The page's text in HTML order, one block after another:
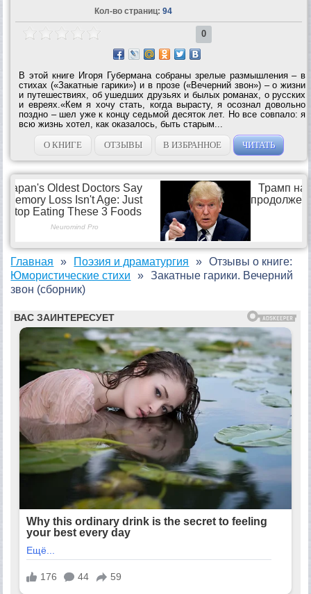
Кол-во страниц: 94
0
В этой книге Игоря Губермана собраны зрелые размышления – в
стихах («Закатные гарики») и в прозе («Вечерний звон») – о жизни
и путешествиях, об ушедших друзьях и былых романах, о русских
и евреях.«Кем я хочу стать, когда вырасту, я осознал довольно
поздно – шел уже к концу седьмой десяток лет. Но все совпало: я
всю жизнь хотел, как оказалось, быть старым...
О КНИГЕ
ОТЗЫВЫ В ИЗБРАННОЕ ЧИТАТЬ
Главная
Поэзия и драматургия
Юмористические стихи
Отзывы о книге:
Закатные гарики. Вечерний
звон (сборник)